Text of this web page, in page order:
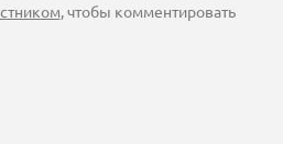
, чтобы комментировать